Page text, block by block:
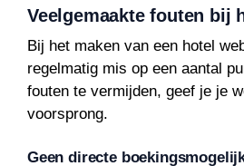
Veelgemaakte fouten bij
Bij het maken van een hotel
regelmatig mis op een aantal
fouten te vermijden, geef je je
voorsprong.
Geen directe